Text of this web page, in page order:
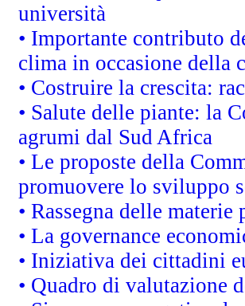
università
• Importante contributo
clima in occasione della
• Costruire la crescita:
• Salute delle piante: la
agrumi dal Sud Africa
• Le proposte della
promuovere lo sviluppo
• Rassegna delle
• La governance
• Iniziativa dei cittadini
• Quadro di valutazione